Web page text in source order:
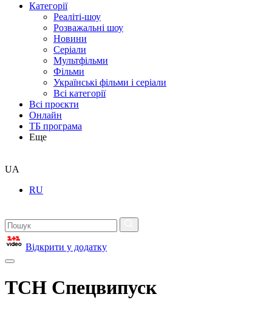
Категорії
Реаліті-шоу
Розважальні шоу
Новини
Серіали
Мультфільми
Фільми
Українські фільми і серіали
Всі категорії
Всі проєкти
Онлайн
ТБ програма
Еще
UA
RU
Відкрити у додатку
ТСН Спецвипуск